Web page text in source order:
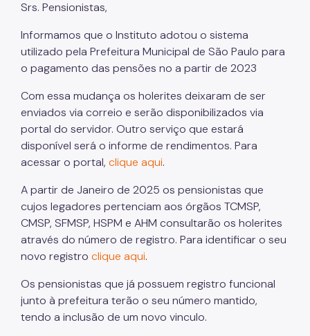
Gestão Previdenciária
Cobrança Amigável
Outros Serviços
Fale Conosco
Srs. Pensionistas,
Informamos que o Instituto adotou o sistema
utilizado pela Prefeitura Municipal de São Paulo para
o pagamento das pensões no a partir de 2023
Com essa mudança os holerites deixaram de ser
enviados via correio e serão disponibilizados via
portal do servidor. Outro serviço que estará
disponível será o informe de rendimentos. Para
acessar o portal, clique aqui.
A partir de Janeiro de 2025 os pensionistas que
cujos legadores pertenciam aos órgãos TCMSP,
CMSP, SFMSP, HSPM e AHM consultarão os holerites
através do número de registro. Para identificar o seu
novo registro clique aqui.
Os pensionistas que já possuem registro funcional
junto à prefeitura terão o seu número mantido,
tendo a inclusão de um novo vinculo.